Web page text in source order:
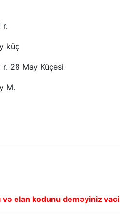
r.
küç
r. 28 May Küçəsi
M.
və elan kodunu deməyiniz